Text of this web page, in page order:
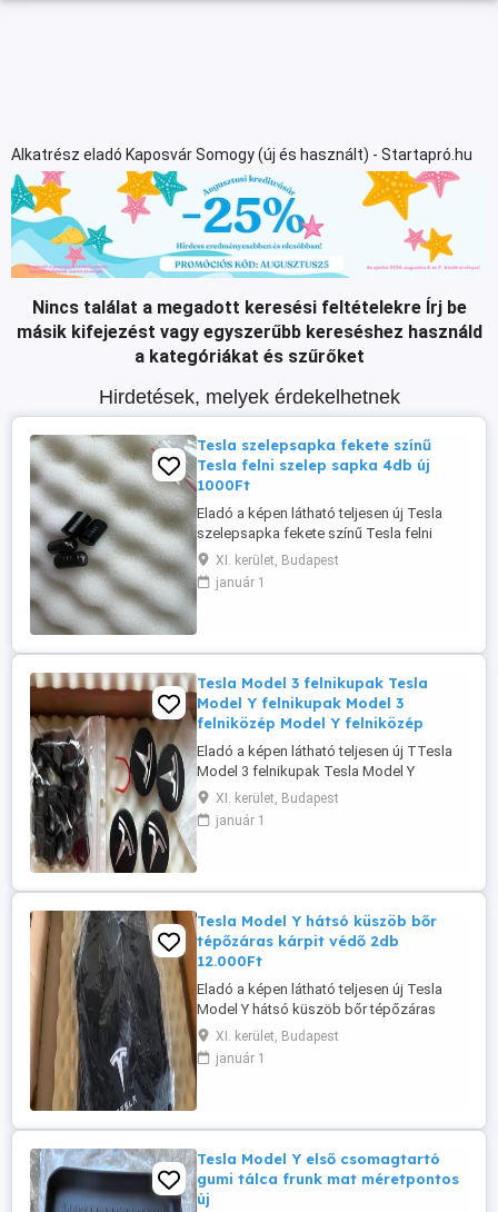
Alkatrész eladó Kaposvár Somogy (új és használt) - Startapró.hu
Nincs találat a megadott keresési feltételekre Írj be
másik kifejezést vagy egyszerűbb kereséshez használd
a kategóriákat és szűrőket
Hirdetések, melyek érdekelhetnek
Tesla szelepsapka fekete színű
Tesla felni szelep sapka 4db új
1000Ft
Eladó a képen látható teljesen új Tesla
szelepsapka fekete színű Tesla felni
szelep sapka 4db új 1000Ft Tesla szelep,
Tesla szelepsapka, Tesla szelepsapkák,
4db szelepsapka Tesla. Igény esetén más
Budapesten személyesen átvehető ...
XI. kerület, Budapest
január 1
Tesla Model 3 felnikupak Tesla
Model Y felnikupak Model 3
felniközép Model Y felniközép
Eladó a képen látható teljesen új TTesla
Model 3 felnikupak Tesla Model Y
felnikupak Model 3 felniközép Model Y
felniközép 10.000Ft. A képek között
található egy saját kép a saját Model Y 19"
Model Y kerékhez is. Tesla kupak, ...
XI. kerület, Budapest
január 1
Tesla Model Y hátsó küszöb bőr
tépőzáras kárpit védő 2db
12.000Ft
Eladó a képen látható teljesen új Tesla
Model Y hátsó küszöb bőr tépőzáras
kárpit védő 2db 12.000Ft ért. Nagyon
hasznos, mert könnyen takarítható és
megvédi a kárpitot a hátsó ülés sor
esetén más Tesla kiegészítő is
megoldható ...
XI. kerület, Budapest
január 1
Tesla Model Y első csomagtartó
gumi tálca frunk mat méretpontos
új